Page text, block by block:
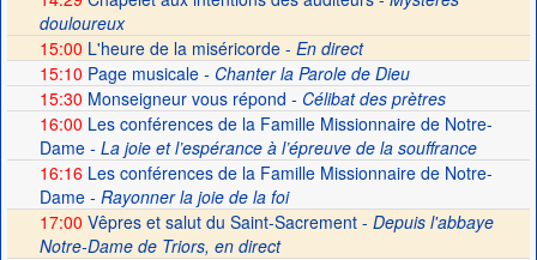
douloureux
15:00 L'heure de la miséricorde - En direct
15:10 Page musicale- Chanter la Parole de Dieu
15:30 Monseigneur vous répond - Célibat des prètres
16:00 Les conférences de la Famille Missionnaire de Notre-
Dame- La joie et l’espérance à l’épreuve de la souffrance
16:16Les conférences de la Famille Missionnaire de Notre-
Dame- Rayonner la joie de la foi
17:00 Vêpres et salut du Saint-Sacrement - Depuis l'abbaye
Notre-Dame de Triors, en direct